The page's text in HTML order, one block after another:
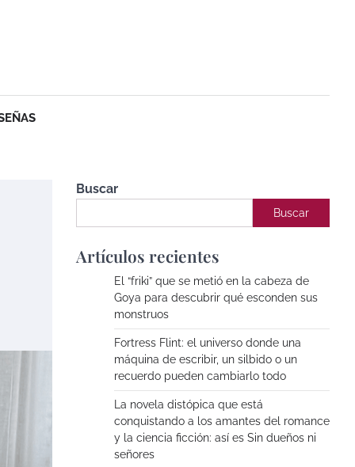
Buscar
Buscar
Artículos recientes
El “friki” que se metió en la cabeza de
Goya para descubrir qué esconden sus
monstruos
Fortress Flint: el universo donde una
máquina de escribir, un silbido o un
recuerdo pueden cambiarlo todo
La novela distópica que está
conquistando a los amantes del romance
y la ciencia ficción: así es Sin dueños ni
señores